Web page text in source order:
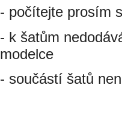
- počítejte prosím
- k šatům
modelce
- součástí šatů